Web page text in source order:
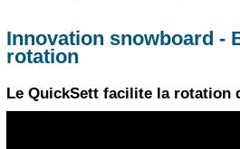
Innovation snowboard -
rotation
Le QuickSett facilite la rotation